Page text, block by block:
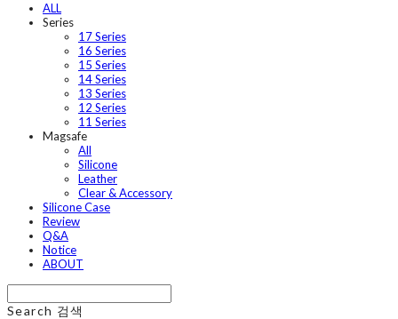
ALL
Series
17 Series
16 Series
15 Series
14 Series
13 Series
12 Series
11 Series
Magsafe
All
Silicone
Leather
Clear & Accessory
Silicone Case
Review
Q&A
Notice
ABOUT
Search 검색